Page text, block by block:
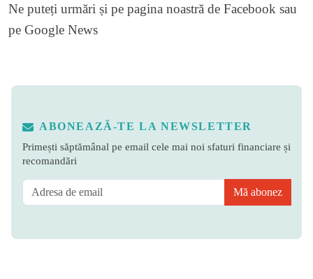
Ne puteți urmări și pe pagina noastră de Facebook sau
pe Google News
ABONEAZĂ-TE LA NEWSLETTER
Primești săptămânal pe email cele mai noi sfaturi financiare și
recomandări
Mă abonez